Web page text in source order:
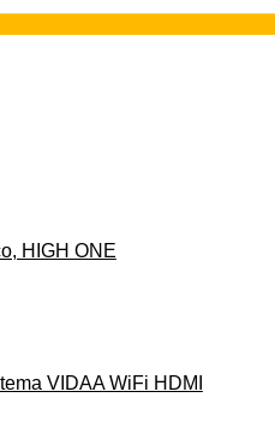
HIGH ONE
VIDAA WiFi HDMI